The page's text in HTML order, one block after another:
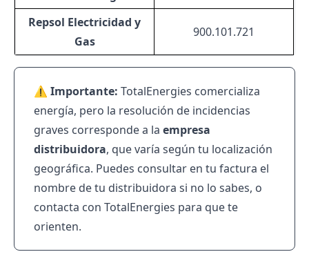
Repsol Electricidad y
Gas
900.101.721
⚠️ Importante: TotalEnergies comercializa
energía, pero la resolución de incidencias
graves corresponde a la empresa
distribuidora, que varía según tu localización
geográfica. Puedes consultar en tu factura el
nombre de tu distribuidora si no lo sabes, o
contacta con TotalEnergies para que te
orienten.